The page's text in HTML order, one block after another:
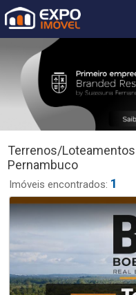
Terrenos/
Pernambuco
Imóveis encontrados: 1